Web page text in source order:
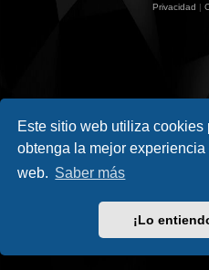
Este sitio web utiliza cookies
obtenga la mejor
web. Saber más
¡Lo
Privacidad |